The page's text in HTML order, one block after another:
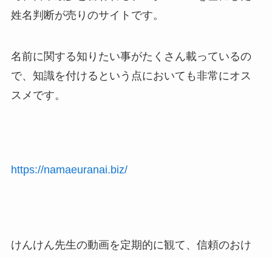
姓名判断が売りのサイトです。
名前に関する知りたい事がたくさん載っているの
で、知識を付けるという点においても非常にオス
スメです。
https://namaeuranai.biz/
けんけん先生の動画を定期的に観て、信頼のおけ